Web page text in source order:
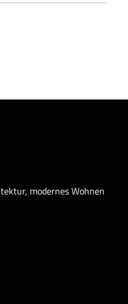
modernes Wohnen